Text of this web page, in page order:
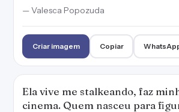
— Valesca Popozuda
Criar imagem Copiar
Ela vive me stalkeando, faz
cinema. Quem nasceu para